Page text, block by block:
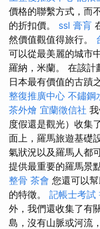
價格的聯繫方式，而
的折扣價。 ssl 膏肓
然價值觀值得旅行。
可以從最美麗的城市
羅納，米蘭。 在該計
日本最有價值的古蹟
整復推廣中心 不鏽鋼
茶外燴 宜蘭徵信社
度假還是觀光）收集
面上，羅馬旅遊基礎
氣狀況以及羅馬人都
提供最重要的羅馬景
整骨 茶會 您還可以
的特徵。 記帳士考試
外，我們還收集了有
島，沒有山脈或河流